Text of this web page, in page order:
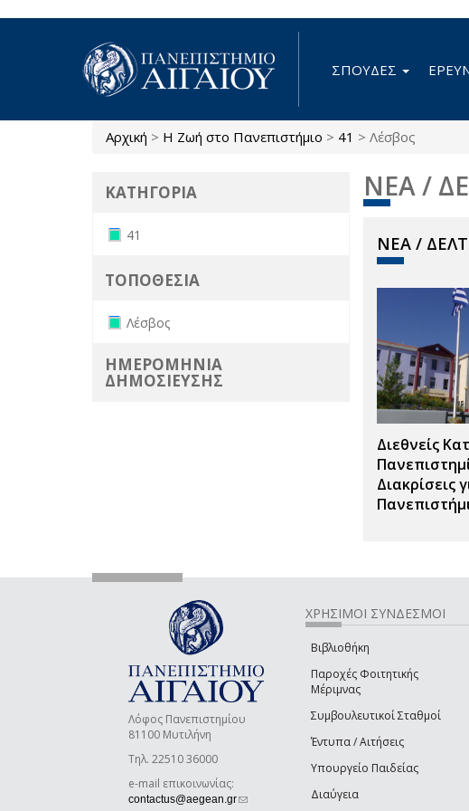
ΣΠΟΥΔΕΣ
Είστε εδώ
Αρχική > Η Ζωή στο Πανεπιστήμιο > 41 > Λέσβος
ΝΕΑ /
ΝΕΑ /
Διεθνείς
Διακρίσεις
ΚΑΤΗΓΟΡΙΑ
Remove 41 filter
41
ΤΟΠΟΘΕΣΙΑ
Remove Λέσβος filter
Λέσβος
ΗΜΕΡΟΜΗΝΙΑ
ΔΗΜΟΣΙΕΥΣΗΣ
Λόφος Πανεπιστημίου
81100 Μυτιλήνη
Τηλ. 22510 36000
e-mail επικοινωνίας:
contactus@aegean.gr(link sends e-mail)
ΧΡΗΣΙΜΟΙ ΣΥΝΔΕΣΜΟΙ
Βιβλιοθήκη
Παροχές Φοιτητικής
Μέριμνας
Συμβουλευτικοί Σταθμοί
Έντυπα / Αιτήσεις
Υπουργείο Παιδείας
Διαύγεια